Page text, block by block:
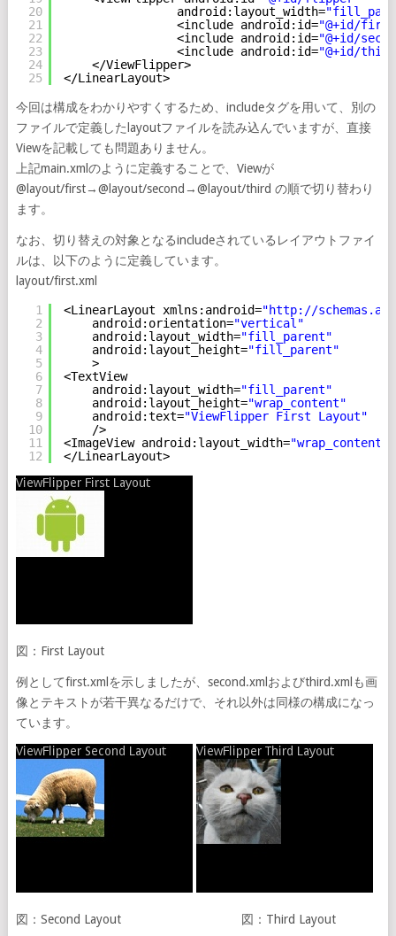
20
21
22
23
24
25
android:layout_width=
<include android:id="@+id/
<include android:id="@+id/
<include android:id="@+id/
</ViewFlipper>
</LinearLayout>
今回は構成をわかりやすくするため、includeタグを用いて、別の
ファイルで定義したlayoutファイルを読み込んでいますが、直接
Viewを記載しても問題ありません。
上記main.xmlのように定義することで、Viewが
@layout/first→@layout/second→@layout/third の順で切り替わり
ます。
なお、切り替えの対象となるincludeされているレイアウトファイ
ルは、以下のように定義しています。
layout/first.xml
1
2
3
4
5
6
7
8
9
10
11
12
<LinearLayout xmlns:android="http://
android:orientation="vertical"
android:layout_width="fill_parent"
android:layout_height="fill_parent"
>
<TextView
android:layout_width="fill_parent"
android:layout_height="wrap_content"
android:text="ViewFlipper First Layout"
/>
<ImageView android:layout_width="wrap_content"
</LinearLayout>
図：First Layout
例としてfirst.xmlを示しましたが、second.xmlおよびthird.xmlも画
像とテキストが若干異なるだけで、それ以外は同様の構成になっ
ています。
図：Second Layout 図：Third Layout